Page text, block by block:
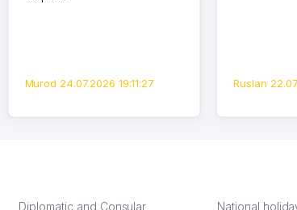
Murod 24.07.2026 19:11:27 Ruslan
Diplomatic and Consular National